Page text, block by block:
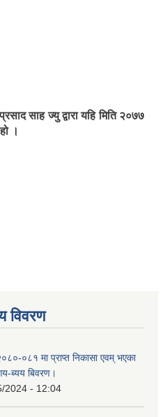
साह ज्यु द्वारा यहि मिति २०७७
।
विवरण
०८१ मा प्राप्त निकासा एवम् भएका
ब्यय बिवरण।
2024 - 12:04